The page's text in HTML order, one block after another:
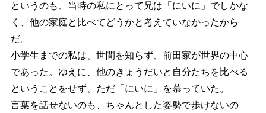
というのも、当時の私にとって兄は「にいに」でしかな
く、他の家庭と比べてどうかと考えていなかったから
だ。
小学生までの私は、世間を知らず、前田家が世界の中心
であった。ゆえに、他のきょうだいと自分たちを比べる
ということをせず、ただ「にいに」を慕っていた。
言葉を話せないのも、ちゃんとした姿勢で歩けないの